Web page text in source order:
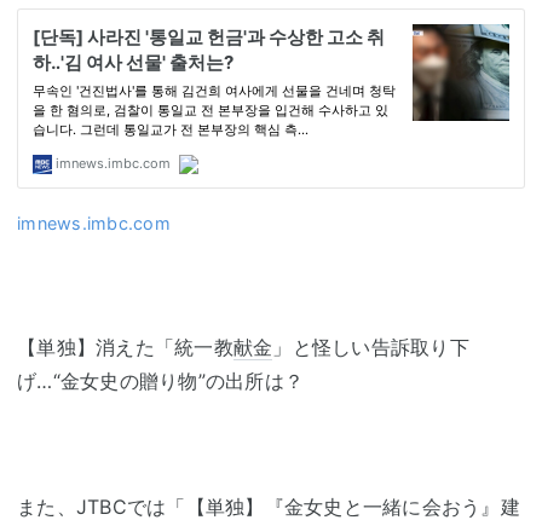
imnews.imbc.com
【単独】消えた「統一教献金 」と怪しい告訴取り下
げ…“金女史の贈り物”の出所は？
また、JTBCでは「【単独】『金女史と一緒に会おう』建